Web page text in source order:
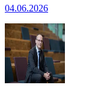
04.06.2026